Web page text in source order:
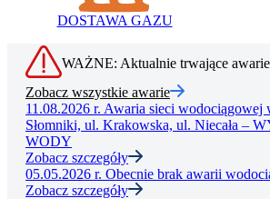
DOSTAWA GAZU
WAŻNE: Aktualnie trwające awarie
Zobacz wszystkie awarie
11.08.2026 r. Awaria sieci wodociągowej
Słomniki, ul. Krakowska, ul. Niecała –
WODY
Zobacz szczegóły
05.05.2026 r. Obecnie brak awarii
Zobacz szczegóły